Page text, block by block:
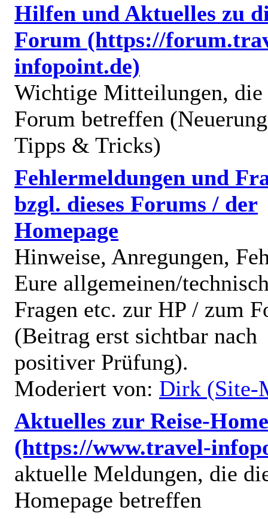
Hilfen und Aktuelles zu
Forum (https://
infopoint.de)
Wichtige Mitteilungen, die
Forum betreffen
Tipps & Tricks)
Fehlermeldungen und
bzgl. dieses Forums / der
Homepage
Hinweise, Anregungen,
Eure allgemeinen/
Fragen etc. zur HP / zum
(Beitrag erst sichtbar nach
positiver Prüfung).
Moderiert von: Dirk (Site-
Aktuelles zur Reise-
(https://www.travel-
aktuelle Meldungen, die
Homepage betreffen